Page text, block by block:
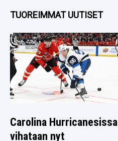
TUOREIMMAT UUTISET
Carolina Hurricanesissa
vihataan nyt